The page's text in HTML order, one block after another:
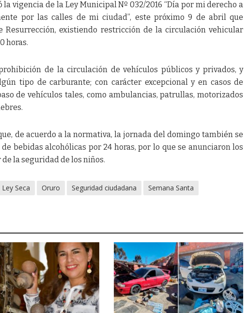
vigencia de la Ley Municipal Nº 032/2016 “Día por mi derecho a
por las calles de mi ciudad”, este próximo 9 de abril que
Resurrección, existiendo restricción de la circulación vehicular
horas.
de la circulación de vehículos públicos y privados, y
tipo de carburante; con carácter excepcional y en casos de
de vehículos tales, como ambulancias, patrullas, motorizados
de acuerdo a la normativa, la jornada del domingo también se
bebidas alcohólicas por 24 horas, por lo que se anunciaron los
la seguridad de los niños.
Ley Seca Oruro Seguridad ciudadana Semana Santa